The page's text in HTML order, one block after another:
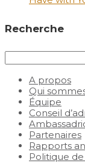
Recherche
A propos
Qui
Équipe
Conseil
Partenaires
Rapports
Politique